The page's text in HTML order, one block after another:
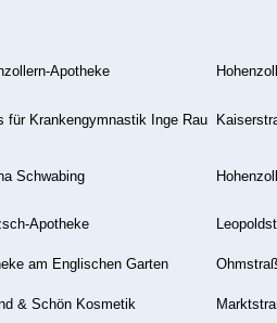
Apotheke
für Krankengymnastik Inge Rau
Schwabing
Apotheke
am Englischen Garten
& Schön Kosmetik